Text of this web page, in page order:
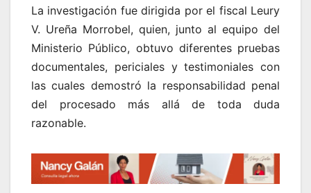
La investigación fue dirigida por el fiscal Leury
V. Ureña Morrobel, quien, junto al equipo del
Ministerio Público, obtuvo diferentes pruebas
documentales, periciales y testimoniales con
las cuales demostró la responsabilidad penal
del procesado más allá de toda duda
razonable.